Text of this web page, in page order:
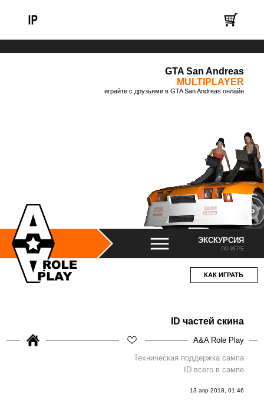
GTA San Andreas
MULTIPLAYER
играйте с друзьями в GTA San Andreas онлайн
ЭКСКУРСИЯ
ПО ИГРЕ
КАК ИГРАТЬ
ID частей скина
A&A Role Play
Техническая поддержка сампа
ID всего в сампе
13 апр 2018, 01:46